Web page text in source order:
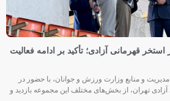
قهرمانی آزادی؛ تأکید بر ادامه فعالیت
و منابع وزارت ورزش و جوانان، با حضور در
تهران، از بخش‌های مختلف این مجموعه بازدید و